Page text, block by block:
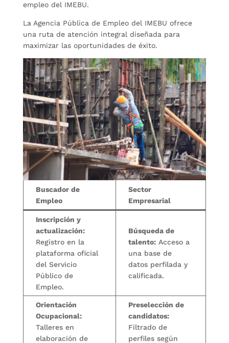
empleo del IMEBU.
La Agencia Pública de Empleo del IMEBU ofrece
una ruta de atención integral diseñada para
maximizar las oportunidades de éxito.
Buscador de
Empleo
Sector
Empresarial
Inscripción y
actualización:
Registro en la
plataforma oficial
del Servicio
Público de
Empleo.
Búsqueda de
talento:Acceso a
una base de
datos perfilada y
calificada.
Orientación
Ocupacional:
Talleres en
elaboración de
Preselección de
candidatos:
Filtrado de
perfiles según